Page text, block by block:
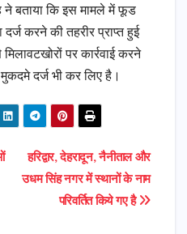
ने बताया कि इस मामले में फूड
करने की तहरीर प्राप्त हुई
पर कार्रवाई करने
दर्ज भी कर लिए है।
हरिद्वार, देहरादून, नैनीताल और
उधम सिंह नगर में स्थानों के नाम
परिवर्तित किये गए है